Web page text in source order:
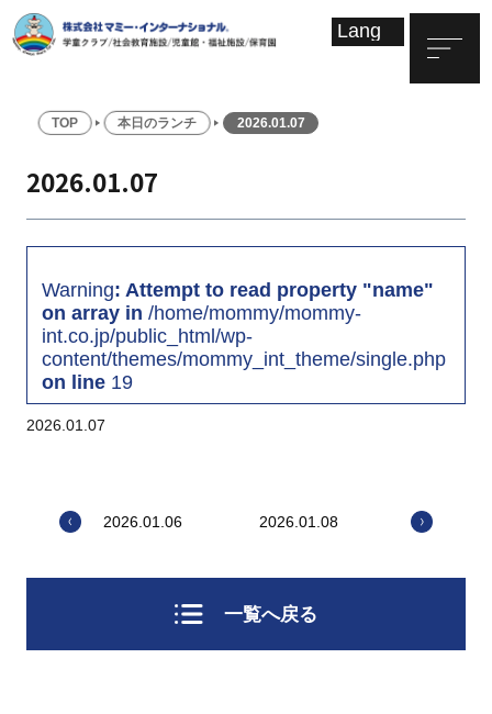
TOP 本日のランチ 2026.01.07
2026.01.07
Warning: Attempt to read property "name"
on array in /home/mommy/mommy-
int.co.jp/public_html/wp-
content/themes/mommy_int_theme/single.php
on line 19
2026.01.07
2026.01.06 2026.01.08
一覧へ戻る